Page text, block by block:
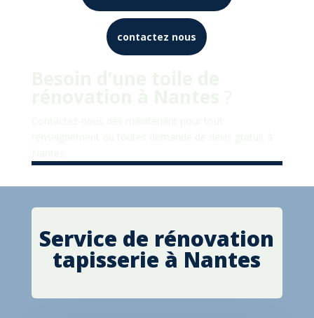
contactez nous
Service de rénovation
tapisserie à Nantes